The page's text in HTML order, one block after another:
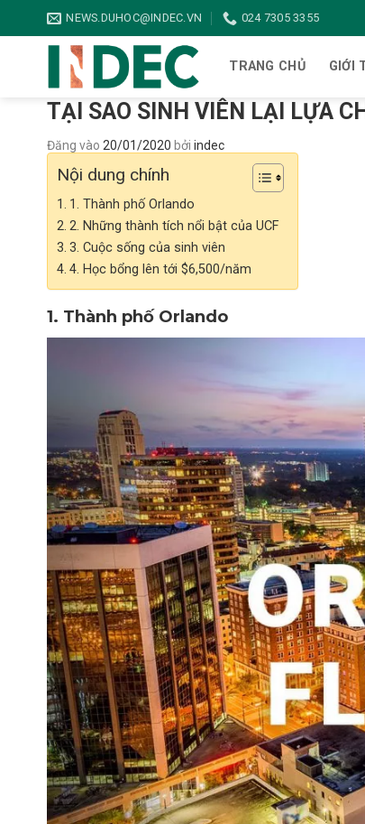
qua
NEWS.DUHOC@INDEC.VN 024 7305 3355
TRANG CHỦ GIỚI
TẠI SAO SINH VIÊN LẠI LỰA
Đăng vào 20/01/2020 bởi indec
Nội dung chính
1. Thành phố Orlando
2. Những thành tích nổi bật của UCF
3. Cuộc sống của sinh viên
4. Học bổng lên tới $6,500/năm
1. Thành phố Orlando